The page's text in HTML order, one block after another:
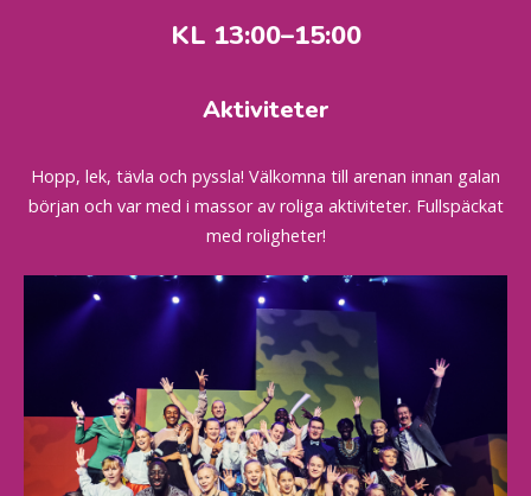
KL 13:00–15:00
Aktiviteter
Hopp, lek, tävla och pyssla! Välkomna till arenan innan galan
början och var med i massor av roliga aktiviteter. Fullspäckat
med roligheter!